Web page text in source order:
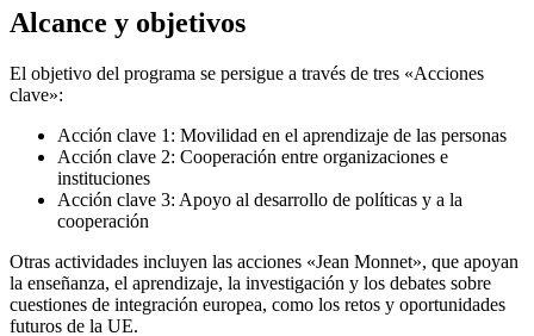
Alcance y objetivos
El objetivo del programa se persigue a través de tres «Acciones
clave»:
Acción clave 1: Movilidad en el aprendizaje de las personas
Acción clave 2: Cooperación entre organizaciones e
instituciones
Acción clave 3: Apoyo al desarrollo de políticas y a la
cooperación
Otras actividades incluyen las acciones «Jean Monnet», que apoyan
la enseñanza, el aprendizaje, la investigación y los debates sobre
cuestiones de integración europea, como los retos y oportunidades
futuros de la UE.